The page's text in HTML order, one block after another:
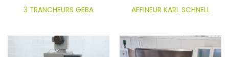
3 TRANCHEURS GEBA AFFINEUR KARL SCHNELL